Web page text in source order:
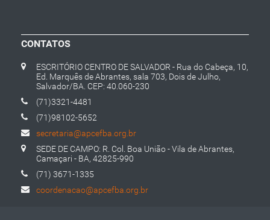
CONTATOS
ESCRITÓRIO CENTRO DE SALVADOR - Rua do Cabeça, 10,
Ed. Marquês de Abrantes, sala 703, Dois de Julho,
Salvador/BA. CEP: 40.060-230
(71)3321-4481
(71)98102-5652
secretaria@apcefba.org.br
SEDE DE CAMPO: R. Col. Boa União - Vila de Abrantes,
Camaçari - BA, 42825-990
(71) 3671-1335
coordenacao@apcefba.org.br